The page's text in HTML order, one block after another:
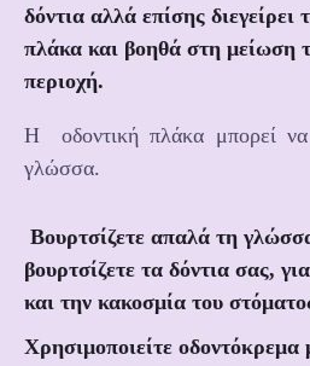
δόντια αλλά επίσης διεγείρει
πλάκα και βοηθά στη μείωση
περιοχή.
Η οδοντική πλάκα μπορεί
γλώσσα.
Βουρτσίζετε απαλά τη
βουρτσίζετε τα δόντια σας,
και την κακοσμία του
Χρησιμοποιείτε οδοντόκρεμα